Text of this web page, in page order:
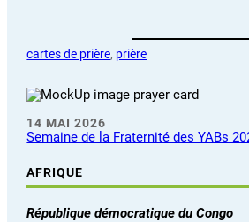
cartes de prière, prière
14 MAI 2026
Semaine de la Fraternité des YABs
AFRIQUE
République démocratique du Congo